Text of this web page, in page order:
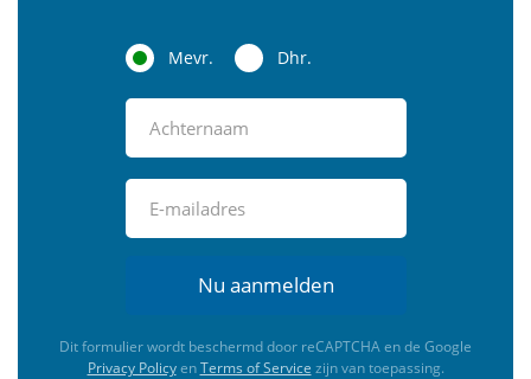
Mevr. Dhr.
Nu aanmelden
Dit formulier wordt beschermd door reCAPTCHA en de Google
Privacy PolicyenTerms of Service zijn van toepassing.